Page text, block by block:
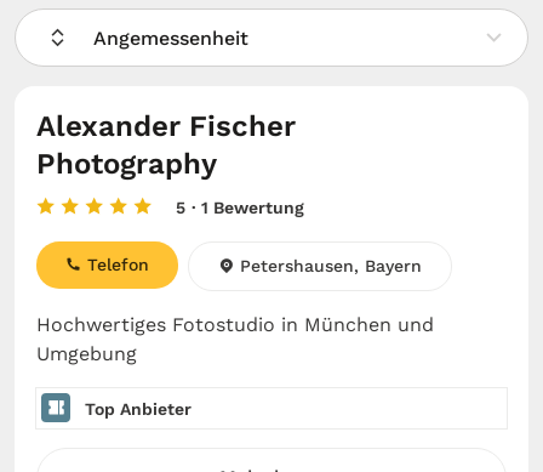
Angemessenheit
Alexander Fischer
Photography
5 · 1 Bewertung
Hochwertiges Fotostudio in München und
Umgebung
Telefon Petershausen, Bayern
Top Anbieter